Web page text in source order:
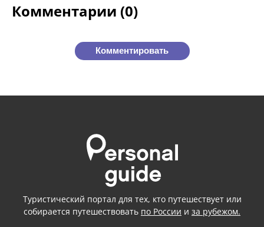
Комментарии (0)
Комментировать
Туристический портал для тех, кто путешествует или
собирается путешествовать по России и за рубежом.